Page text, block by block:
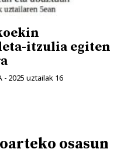
itzulia egiten
- 2025 uztailak 16
osasun